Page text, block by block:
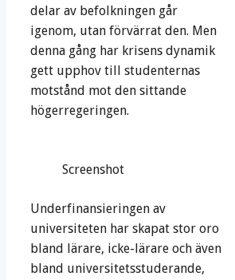
delar av befolkningen går
igenom, utan förvärrat den. Men
denna gång har krisens dynamik
gett upphov till studenternas
motstånd mot den sittande
högerregeringen.
Screenshot
Underfinansieringen av
universiteten har skapat stor oro
bland lärare, icke-lärare och även
bland universitetsstuderande,